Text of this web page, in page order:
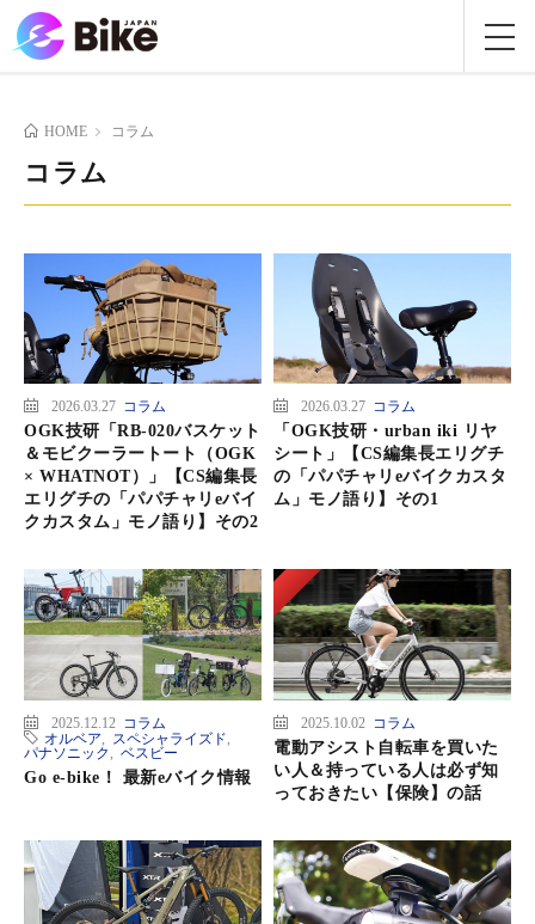
HOME コラム
コラム
2026.03.27 コラム
OGK技研「RB-020バスケット
＆モビクーラートート（OGK
× WHATNOT）」【CS編集長
エリグチの「パパチャリeバイ
クカスタム」モノ語り】その2
2026.03.27 コラム
「OGK技研・urban iki リヤ
シート」【CS編集長エリグチ
の「パパチャリeバイクカスタ
ム」モノ語り】その1
2025.12.12
コラム
オルベア
スペシャライズド
パナソニック
ベスビー
Go e-bike！ 最新eバイク情報
Pickup
2025.10.02 コラム
電動アシスト自転車を買いた
い人＆持っている人は必ず知
っておきたい【保険】の話